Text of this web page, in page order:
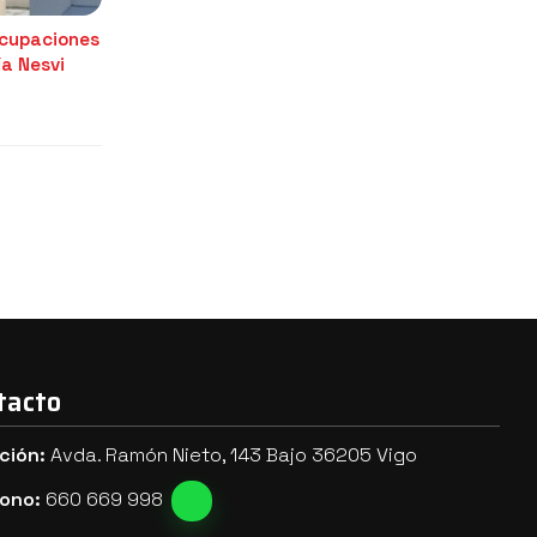
Nesvi
Avda. Ramón Nieto, 143 Bajo 36205 Vigo
660 669 998